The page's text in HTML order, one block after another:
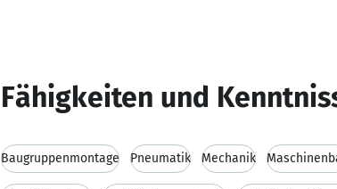
Fähigkeiten und
Baugruppenmontage Pneumatik Mechanik